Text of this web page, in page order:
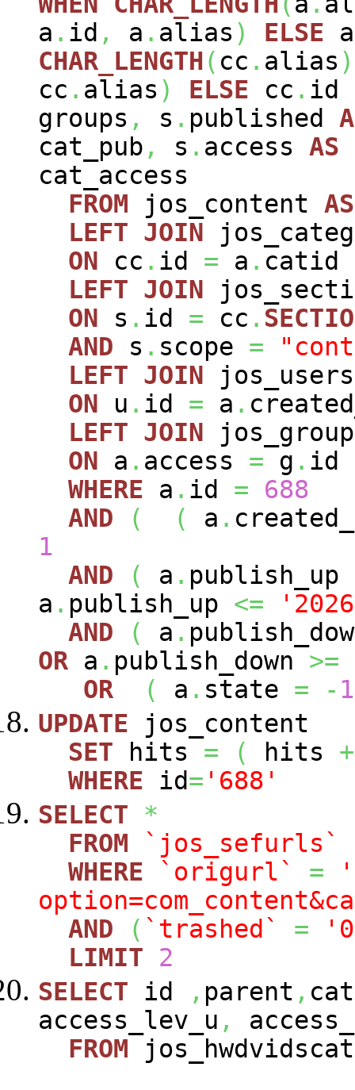
a . id , a . alias ) ELSE a
CHAR_LENGTH( cc . alias )
cc . alias ) ELSE cc . id
groups , s . published
cat_pub , s . access AS
cat_access
FROM jos_content AS
LEFT JOIN
ON cc . id = a . catid
LEFT JOIN
ON s . id = cc .
AND s . scope =
LEFT JOIN
ON u . id = a .
LEFT JOIN
ON a . access = g . id
WHERE a . id =
688
AND
( ( a .
1
AND
( a . publish_up
a . publish_up <=
AND
( a .
OR a . publish_down >=
OR
( a . state = - 1
UPDATE jos_content
SET hits = ( hits +
WHERE id= '688'
SELECT
*
FROM
`jos_sefurls`
WHERE
`origurl` =
AND
( `trashed` =
LIMIT
2
SELECT id , parent ,
access_lev_u ,
FROM